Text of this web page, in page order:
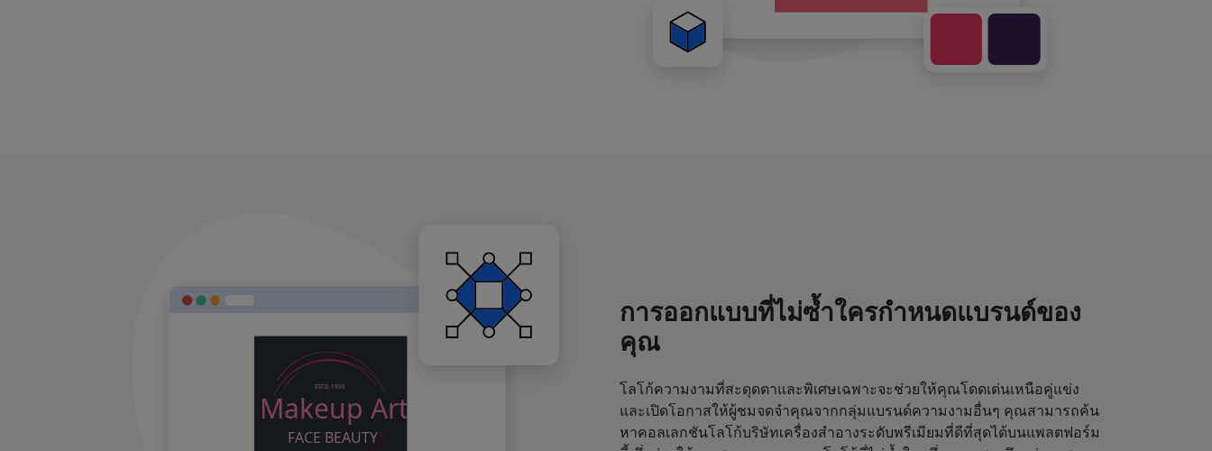
การออกแบบที่ไม่ซ้ำใครกำหนดแบรนด์ของ
คุณ
โลโก้ความงามที่สะดุดตาและพิเศษเฉพาะจะช่วยให้คุณโดดเด่นเหนือคู่แข่ง
และเปิดโอกาสให้ผู้ชมจดจำคุณจากกลุ่มแบรนด์ความงามอื่นๆ คุณสามารถค้น
หาคอลเลกชันโลโก้บริษัทเครื่องสำอางระดับพรีเมียมที่ดีที่สุดได้บนแพลตฟอร์ม